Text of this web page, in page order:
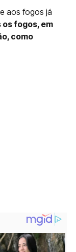
aos fogos já
os fogos, em
como